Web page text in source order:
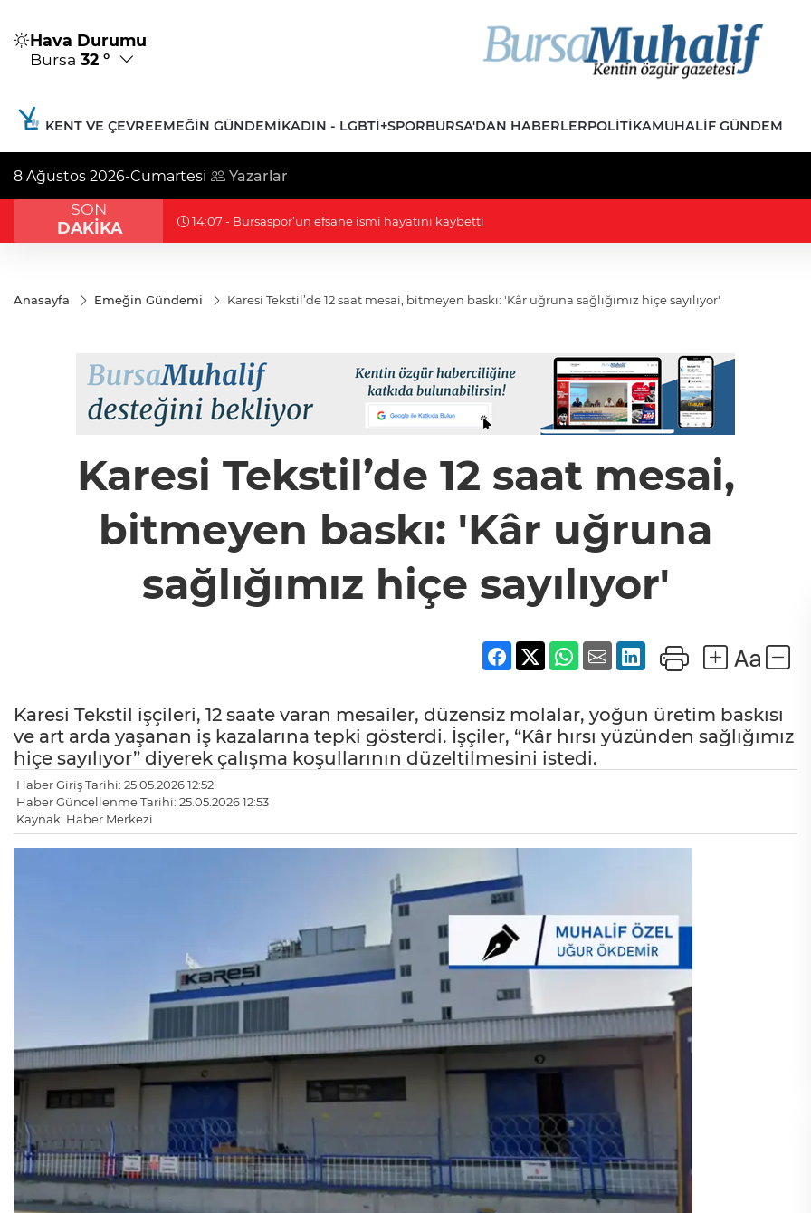
Hava Durumu
Bursa 32 °
KENT VE ÇEVREEMEĞIN GÜNDEMIKADIN - LGBTİ+SPORBURSA'DAN HABERLERPOLITIKAMUHALIF GÜNDEM
8 Ağustos 2026-Cumartesi Yazarlar
SON
DAKİKA
12:45 - Çerçeve yasa görüşmesinde 'pislik' kavgası: MHP'li vekil İYİP'li vekilin üzerine yürüdü
Anasayfa Emeğin Gündemi Karesi Tekstil’de 12 saat mesai, bitmeyen baskı: 'Kâr uğruna sağlığımız hiçe sayılıyor'
Karesi Tekstil’de 12 saat mesai,
bitmeyen baskı: 'Kâr uğruna
sağlığımız hiçe sayılıyor'
Karesi Tekstil işçileri, 12 saate varan mesailer, düzensiz molalar, yoğun üretim baskısı
ve art arda yaşanan iş kazalarına tepki gösterdi. İşçiler, “Kâr hırsı yüzünden sağlığımız
hiçe sayılıyor” diyerek çalışma koşullarının düzeltilmesini istedi.
Haber Giriş Tarihi: 25.05.2026 12:52
Haber Güncellenme Tarihi: 25.05.2026 12:53
Kaynak: Haber Merkezi